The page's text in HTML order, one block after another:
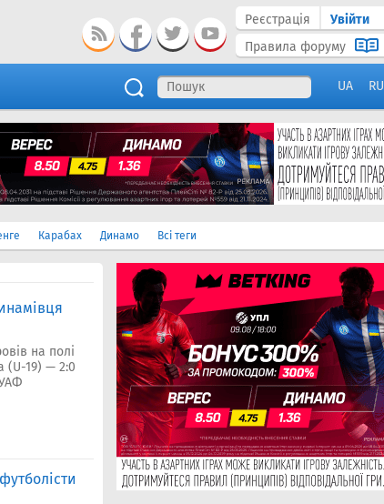
Реєстрація
Увійти
Правила форуму
UA RU
Карабах Динамо Всі теги
на полі
(U-19) — 2:0